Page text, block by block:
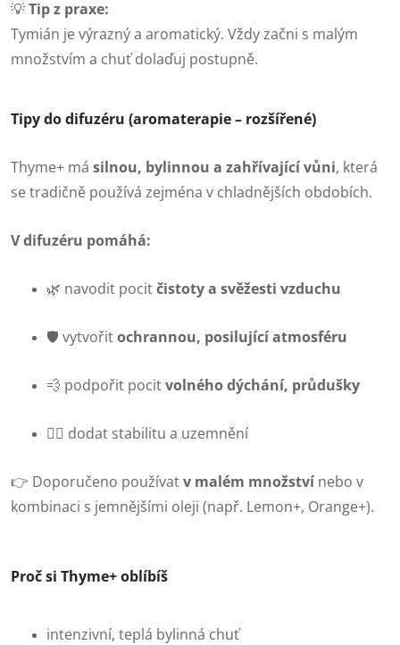
💡Tip z praxe:
Tymián je výrazný a aromatický. Vždy začni s malým
množstvím a chuť dolaďuj postupně.
Tipy do difuzéru (aromaterapie – rozšířené)
Thyme+ má silnou, bylinnou a zahřívající vůni, která
se tradičně používá zejména v chladnějších obdobích.
V difuzéru pomáhá:
🌿 navodit pocitčistoty a svěžesti vzduchu
🛡️ vytvořitochrannou, posilující atmosféru
💨 podpořit pocitvolného dýchání, průdušky
🧘‍♂️ dodat stabilitu a uzemnění
👉 Doporučeno používatv malém množstvínebo v
kombinaci s jemnějšími oleji (např. Lemon+, Orange+).
Proč si Thyme+ oblíbíš
intenzivní, teplá bylinná chuť